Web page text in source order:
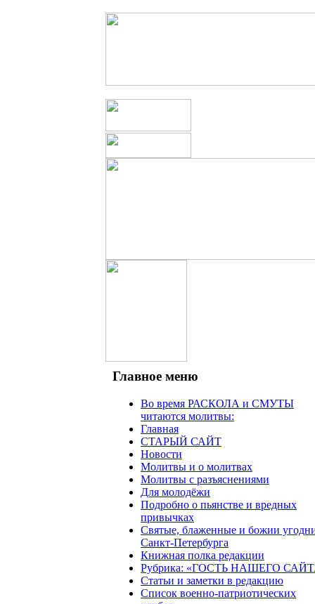
Главное меню
Во время РАСКОЛА и СМУТЫ
читаются молитвы:
Главная
СТАРЫЙ САЙТ
Новости
Молитвы и о молитвах
Молитвы с разъяснениями
Для молодёжи
Подробно о пьянстве и вредных
привычках
Святые, блаженные и божии
Санкт-Петербурга
Книжная полка редакции
Рубрика: «ГОСТЬ НАШЕГО
Статьи и заметки в редакцию
Список военно-патриотических